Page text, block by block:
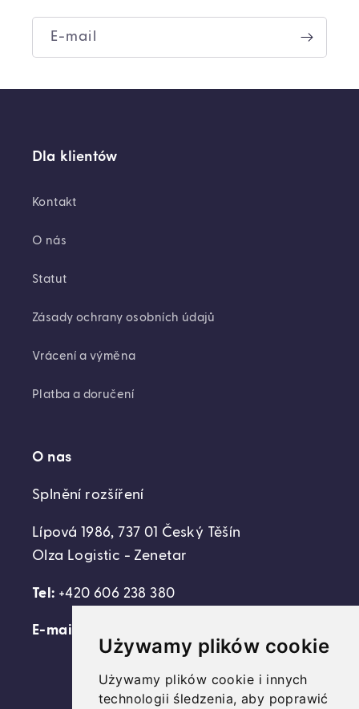
Używamy plików cookie
Używamy plików cookie i innych
technologii śledzenia, aby poprawić
E-mail
Dla klientów
Kontakt
O nás
Statut
Zásady ochrany osobních údajů
Vrácení a výměna
Platba a doručení
O nas
Splnění rozšíření
Lípová 1986, 737 01 Český Těšín
Olza Logistic - Zenetar
Tel: +420 606 238 380
E-mail:
FacebookInstagramYouTube